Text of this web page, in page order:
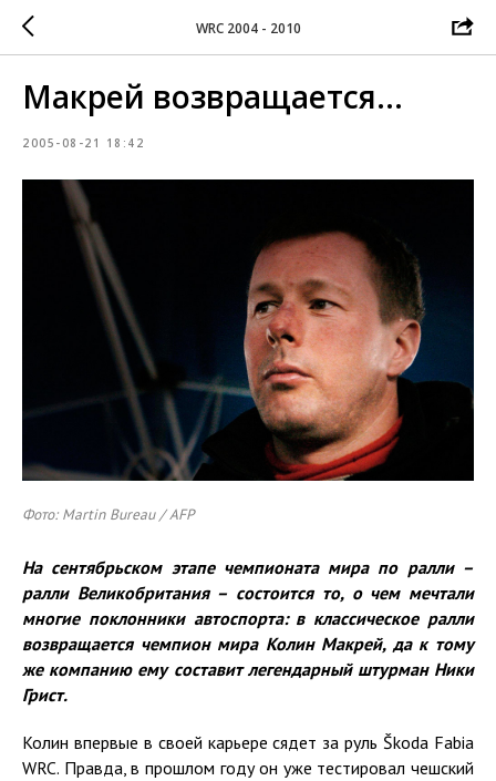
WRC 2004 - 2010
Макрей возвращается...
2005-08-21 18:42
Фото: Martin Bureau / AFP
На сентябрьском этапе чемпионата мира по ралли –
ралли Великобритания – состоится то, о чем мечтали
многие поклонники автоспорта: в классическое ралли
возвращается чемпион мира Колин Макрей, да к тому
же компанию ему составит легендарный штурман Ники
Грист.
Колин впервые в своей карьере сядет за руль Škoda Fabia
WRC. Правда, в прошлом году он уже тестировал чешский